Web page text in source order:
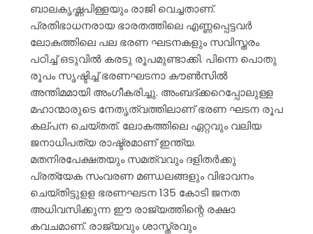
ബാലകൃഷ്ണപിള്ളയും രാജി വെച്ചതാണ്.
പ്രതിഭാധനരായ ഭാരതത്തിലെ എണ്ണപ്പെട്ടവർ
ലോകത്തിലെ പല ഭരണ ഘടനകളും സവിസ്തരം
പഠിച്ച് ഒടുവിൽ കരടു രൂപമുണ്ടാക്കി. പിന്നെ പൊതു
രൂപം സൃഷ്ടിച്ച് ഭരണഘടനാ കൗൺസിൽ
അന്തിമമായി അംഗീകരിച്ചു. അംബദ്ക്കറെപ്പോലുള്ള
മഹാന്മാരുടെ നേതൃത്വത്തിലാണ് ഭരണ ഘടന രൂപ
കല്പന ചെയ്തത്. ലോകത്തിലെ ഏറ്റവും വലിയ
ജനാധിപത്യ രാഷ്ട്രമാണ് ഇന്ത്യ.
മതനിരപേക്ഷതയും സമത്വവും ദളിതർക്കു
പ്രത്യേക സംവരണ മണ്ഡലങ്ങളും വിഭാവനം
ചെയ്തിട്ടുളള ഭരണഘടന 135 കോടി ജനത
അധിവസിക്കുന്ന ഈ രാജ്യത്തിന്റെ രക്ഷാ
കവചമാണ്. രാജ്യവും ശാസ്ത്രവും